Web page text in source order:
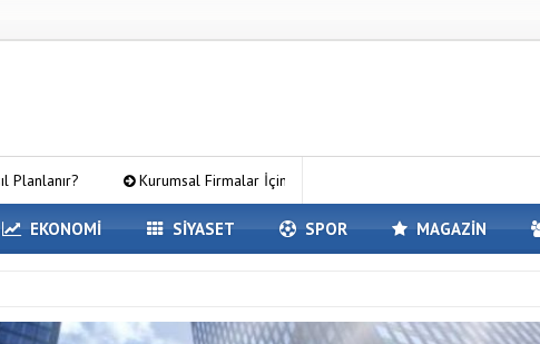
Kurumsal Firmalar İçin SEO’nun Önemi Neden Artıyor? MC Server
EKONOMİ SİYASET SPOR MAGAZİN